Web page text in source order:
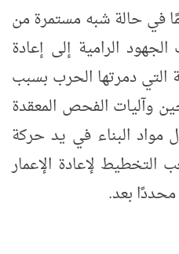
في حالة شبه مستمرة من
الرامية إلى إعادة
التي دمرتها الحرب بسبب
وآليات الفحص المعقدة
مواد البناء في يد حركة
لإعادة الإعمار
بعد.